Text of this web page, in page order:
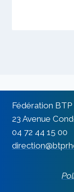
Fédération BTP
23 Avenue
04 72 44 15 00